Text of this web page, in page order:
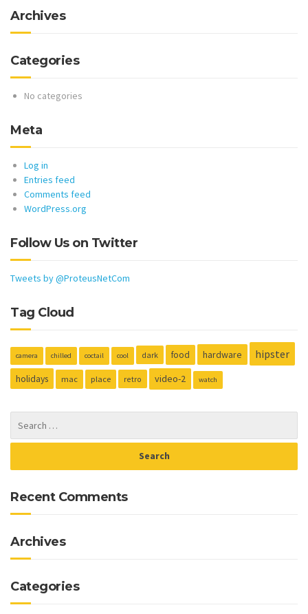
Archives
Categories
No categories
Meta
Log in
Entries feed
Comments feed
WordPress.org
Follow Us on Twitter
Tweets by @ProteusNetCom
Tag Cloud
camera chilled coctail cool dark food hardware hipster
holidays mac place retro video-2 watch
Recent Comments
Archives
Categories